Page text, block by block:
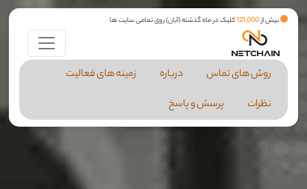
بیش از121,000کلیک در ماه گذشته (آبان) روی تمامی سایت ها
روش های تماس درباره
زمینه های فعالیت
نظرات
پرسش و پاسخ